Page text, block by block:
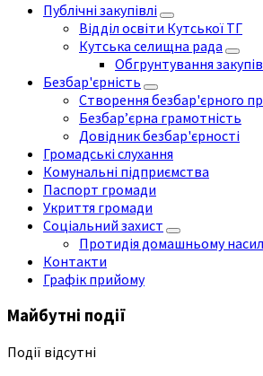
Публічні закупівлі
Відділ освіти Кутської ТГ
Кутська селищна рада
Обгрунтування
Безбар'єрність
Створення безбар'єрного
Безбар’єрна грамотність
Довідник безбар'єрності
Громадські слухання
Комунальні підприємства
Паспорт громади
Укриття громади
Соціальний захист
Протидія домашньому
Контакти
Графік прийому
Майбутні події
Події відсутні